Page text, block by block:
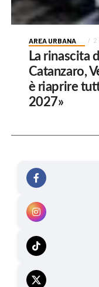
AREA URBANA 2
La rinascita
Catanzaro,
è riaprire
2027»